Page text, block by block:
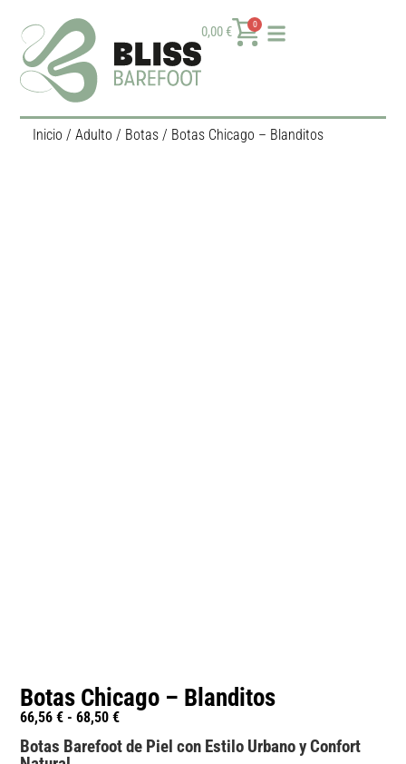
0,00€ 0
Inicio / Adulto / Botas/ Botas Chicago – Blanditos
Botas Chicago – Blanditos
66,56€ - 68,50€
Botas Barefoot de Piel con Estilo Urbano y Confort